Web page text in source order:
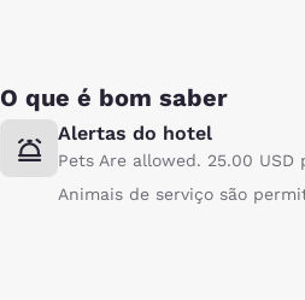
O que é bom saber
Alertas do hotel
Pets Are allowed. 25.00
Animais de serviço são